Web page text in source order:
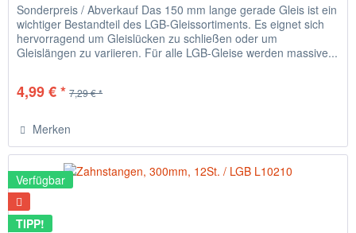
Sonderpreis / Abverkauf Das 150 mm lange gerade Gleis ist ein
wichtiger Bestandteil des LGB-Gleissortiments. Es eignet sich
hervorragend um Gleislücken zu schließen oder um
Gleislängen zu variieren. Für alle LGB-Gleise werden massive...
4,99 € * 7,29 € *
Merken
Verfügbar
TIPP!